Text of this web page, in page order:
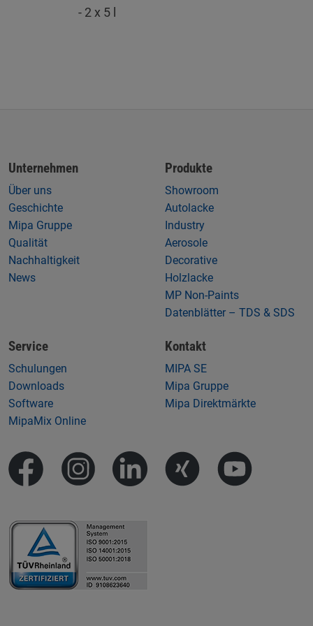
- 2 x 5 l
Unternehmen
Über uns
Geschichte
Mipa Gruppe
Qualität
Nachhaltigkeit
News
Produkte
Showroom
Autolacke
Industry
Aerosole
Decorative
Holzlacke
MP Non-Paints
Datenblätter – TDS & SDS
Service
Schulungen
Downloads
Software
MipaMix Online
Kontakt
MIPA SE
Mipa Gruppe
Mipa Direktmärkte